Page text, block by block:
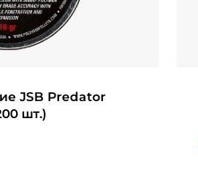
JSB Predator
шт.)